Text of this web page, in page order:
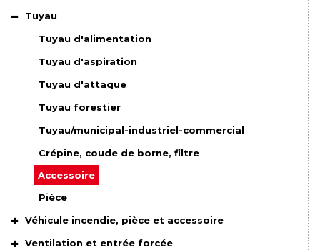
Tuyau
Tuyau d'alimentation
Tuyau d'aspiration
Tuyau d'attaque
Tuyau forestier
Tuyau/municipal-industriel-commercial
Crépine, coude de borne, filtre
Accessoire
Pièce
Véhicule incendie, pièce et accessoire
Ventilation et entrée forcée